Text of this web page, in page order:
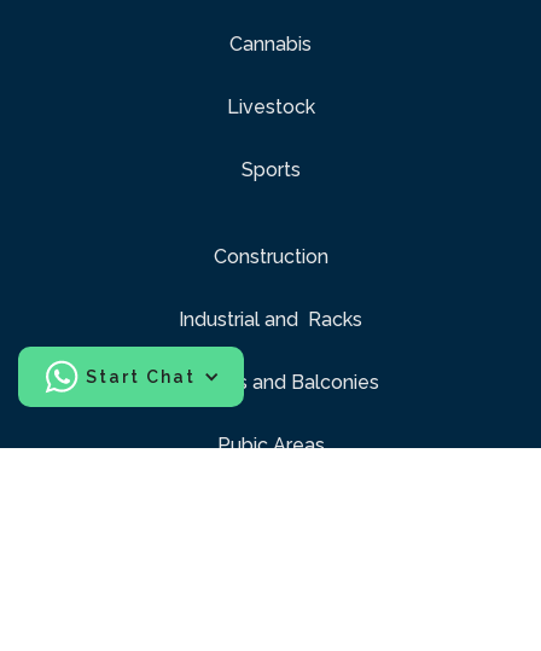
Start Chat
Cannabis
Livestock
Sports
Construction
Industrial and Racks
Windows and Balconies
Pubic Areas